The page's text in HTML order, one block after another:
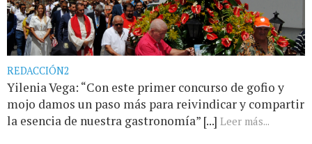
REDACCIÓN2
Yilenia Vega: “Con este primer concurso de gofio y
mojo damos un paso más para reivindicar y compartir
la esencia de nuestra gastronomía” [...] Leer más...